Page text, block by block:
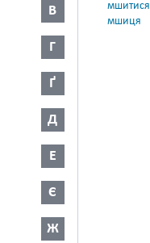
В
Г
Ґ
Д
Е
Є
Ж
мшитися
мшиця